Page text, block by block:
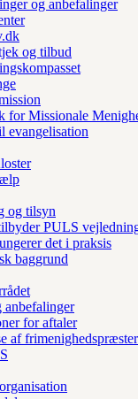
og anbefalinger
og tilbud
for Missionale
evangelisation
og tilsyn
PULS
det i praksis
baggrund
anbefalinger
for aftaler
af frimenighedspræster